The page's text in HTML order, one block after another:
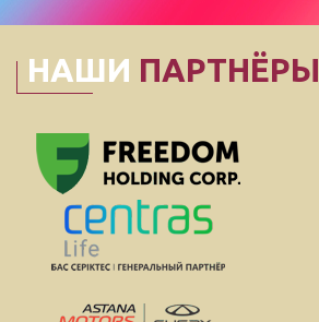
НАШИ ПАРТНЁРЫ